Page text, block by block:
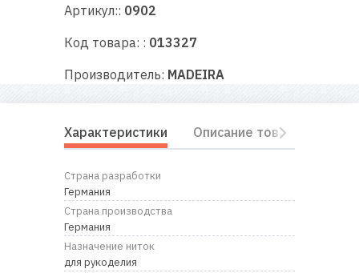
швейной
Полезные
советы
Контакты
нас
Артикул:: 0902
Код товара: : 013327
Производитель: MADEIRA
Характеристики Описание товара
Страна разработки
Германия
Страна производства
Германия
Назначение ниток
для рукоделия